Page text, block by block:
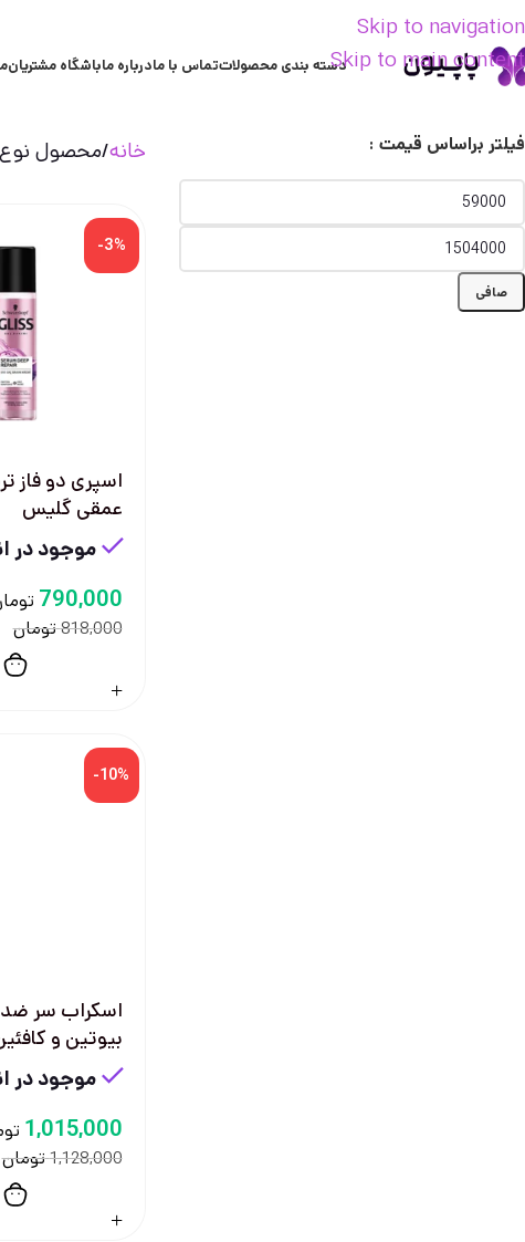
Skip to navigation
Skip to main contentدسته بندی محصولاتتماس با مادرباره ماباشگاه مشتریان
فیلتر براساس قیمت :
صافی
خانه محصول
-3%
اسپری دو فاز
عمقی گلیس
موجود در
818,000تومان
790,000
-10%
اسکراب سر
بیوتین و
موجود در
1,128,000تومان
1,015,000